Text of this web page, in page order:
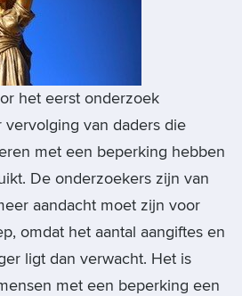
het eerst onderzoek
vervolging van daders die
met een beperking hebben
De onderzoekers zijn van
aandacht moet zijn voor
omdat het aantal aangiftes en
ligt dan verwacht. Het is
met een beperking een